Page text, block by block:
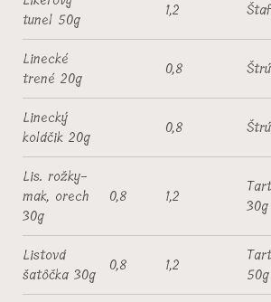
tunel 50g
1,2
Linecké
trené 20g
0,8
Linecký
koláčik 20g
0,8
Lis. rožky-
mak, orech
30g
0,8 1,2
30g
Listová
šatôčka 30g
0,8 1,2
50g